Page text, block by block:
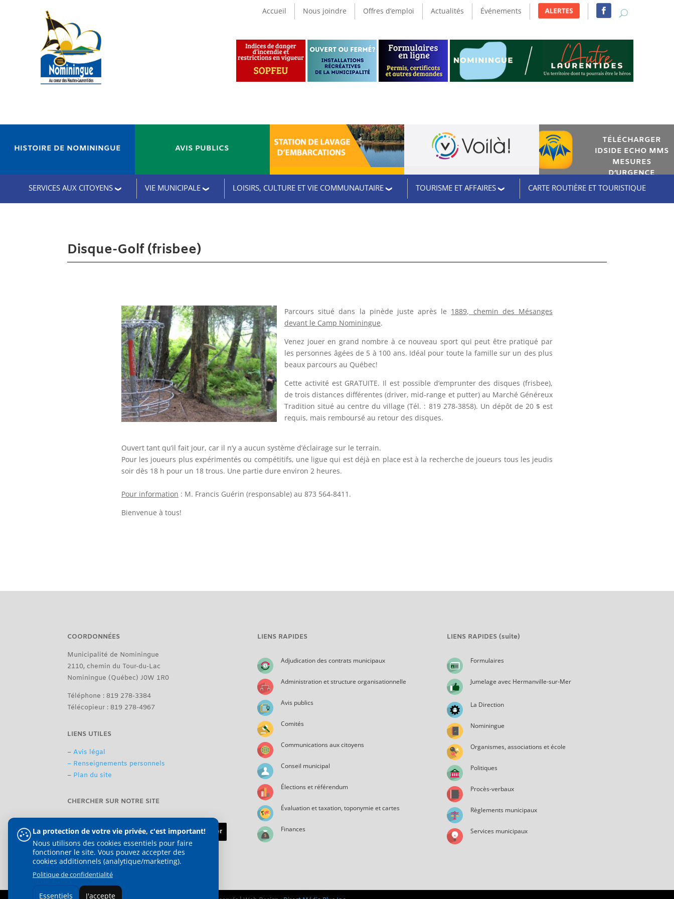
Accueil Nous joindre Offres d’emploi Actualités Événements
HISTOIRE DE NOMININGUE AVIS PUBLICS
TÉLÉCHARGER
IDSIDE ECHO MMS
MESURES
D’URGENCE
SERVICES AUX CITOYENS
VIE MUNICIPALE LOISIRS, CULTURE ET VIE COMMUNAUTAIRE TOURISME ET AFFAIRES CARTE ROUTIÈRE ET TOURISTIQUE
Disque-Golf (frisbee)
Parcours situé dans la pinède juste après le 1889, chemin des Mésanges
devant le Camp Nominingue.
Venez jouer en grand nombre à ce nouveau sport qui peut être pratiqué par
les personnes âgées de 5 à 100 ans. Idéal pour toute la famille sur un des plus
beaux parcours au Québec!
Cette activité est GRATUITE. Il est possible d’emprunter des disques (frisbee),
de trois distances différentes (driver, mid-range et putter) au Marché Généreux
Tradition situé au centre du village (Tél. : 819 278-3858). Un dépôt de 20 $ est
requis, mais remboursé au retour des disques.
Ouvert tant qu’il fait jour, car il n’y a aucun système d’éclairage sur le terrain.
Pour les joueurs plus expérimentés ou compétitifs, une ligue qui est déjà en place est à la recherche de joueurs tous les jeudis
soir dès 18 h pour un 18 trous. Une partie dure environ 2 heures.
Pour information : M. Francis Guérin (responsable) au 873 564-8411.
Bienvenue à tous!
COORDONNÉES
Municipalité de Nominingue
2110, chemin du Tour-du-Lac
Nominingue (Québec) J0W 1R0
Téléphone : 819 278-3384
Télécopieur : 819 278-4967
LIENS UTILES
–Avis légal
– Renseignements personnels
– Plan du site
CHERCHER SUR NOTRE SITE
LIENS RAPIDES
Adjudication des contrats municipaux
Administration et structure organisationnelle
Avis publics
Comités
Communications aux citoyens
Conseil municipal
Élections et référendum
Évaluation et taxation, toponymie et cartes
Finances
LIENS RAPIDES (suite)
Formulaires
Jumelage avec Hermanville-sur-Mer
La Direction
Nominingue
Organismes, associations et école
Politiques
Procès-verbaux
Règlements municipaux
Services municipaux
La protection de votre vie privée, c'est important!
Nous utilisons des cookies essentiels pour faire
fonctionner le site. Vous pouvez accepter des
cookies additionnels (analytique/marketing).
Politique de confidentialité
Essentiels J'accepte